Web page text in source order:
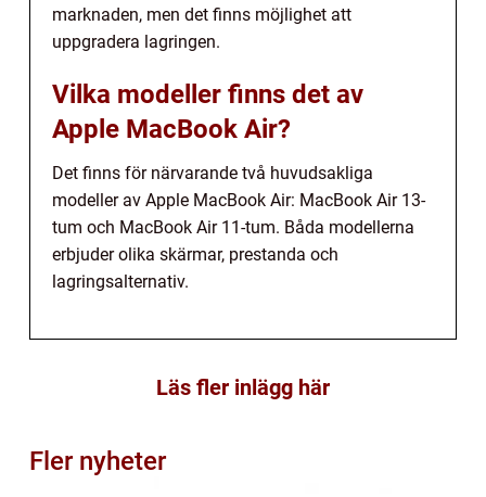
marknaden, men det finns möjlighet att
uppgradera lagringen.
Vilka modeller finns det av
Apple MacBook Air?
Det finns för närvarande två huvudsakliga
modeller av Apple MacBook Air: MacBook Air 13-
tum och MacBook Air 11-tum. Båda modellerna
erbjuder olika skärmar, prestanda och
lagringsalternativ.
Läs fler inlägg här
Fler nyheter